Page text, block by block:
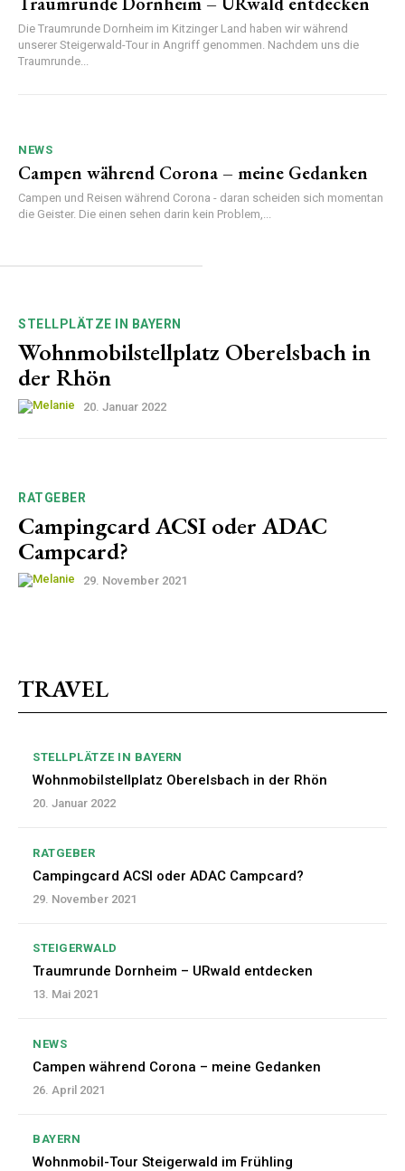
Die Traumrunde Dornheim im Kitzinger Land haben wir während
unserer Steigerwald-Tour in Angriff genommen. Nachdem uns die
Traumrunde...
NEWS
Campen während Corona – meine Gedanken
Campen und Reisen während Corona - daran scheiden sich momentan
die Geister. Die einen sehen darin kein Problem,...
STELLPLÄTZE IN BAYERN
Wohnmobilstellplatz Oberelsbach in
der Rhön
20. Januar 2022
RATGEBER
Campingcard ACSI oder ADAC
Campcard?
29. November 2021
TRAVEL
STELLPLÄTZE IN BAYERN
Wohnmobilstellplatz Oberelsbach in der Rhön
20. Januar 2022
RATGEBER
Campingcard ACSI oder ADAC Campcard?
29. November 2021
STEIGERWALD
Traumrunde Dornheim – URwald entdecken
13. Mai 2021
NEWS
Campen während Corona – meine Gedanken
26. April 2021
BAYERN
Wohnmobil-Tour Steigerwald im Frühling